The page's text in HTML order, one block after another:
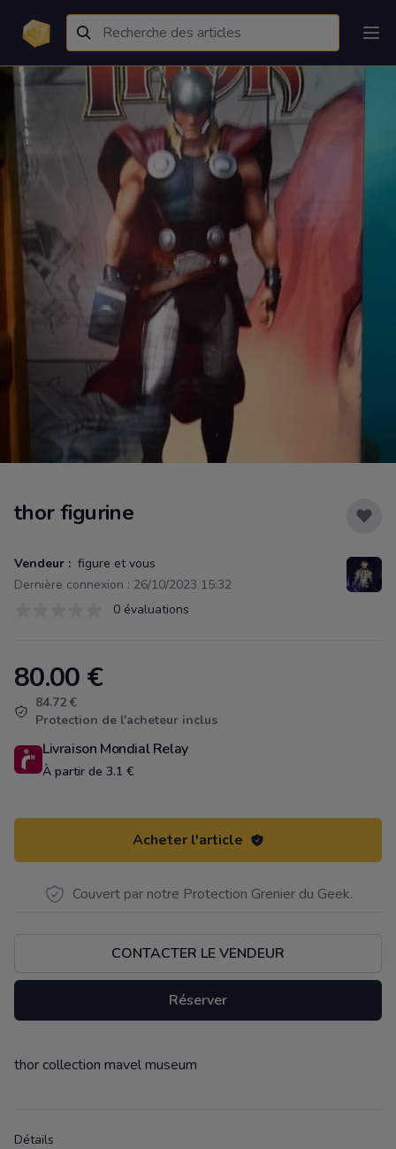
thor figurine
Vendeur : figure et vous
Dernière connexion : 26/10/2023 15:32
0 évaluations
Product information
80.00 €
84.72 €
Protection de l'acheteur inclus
Livraison Mondial Relay
À partir de 3.1 €
Acheter l'article
Couvert par notre Protection Grenier du Geek.
CONTACTER LE VENDEUR
Réserver
Description
thor collection mavel museum
Détails